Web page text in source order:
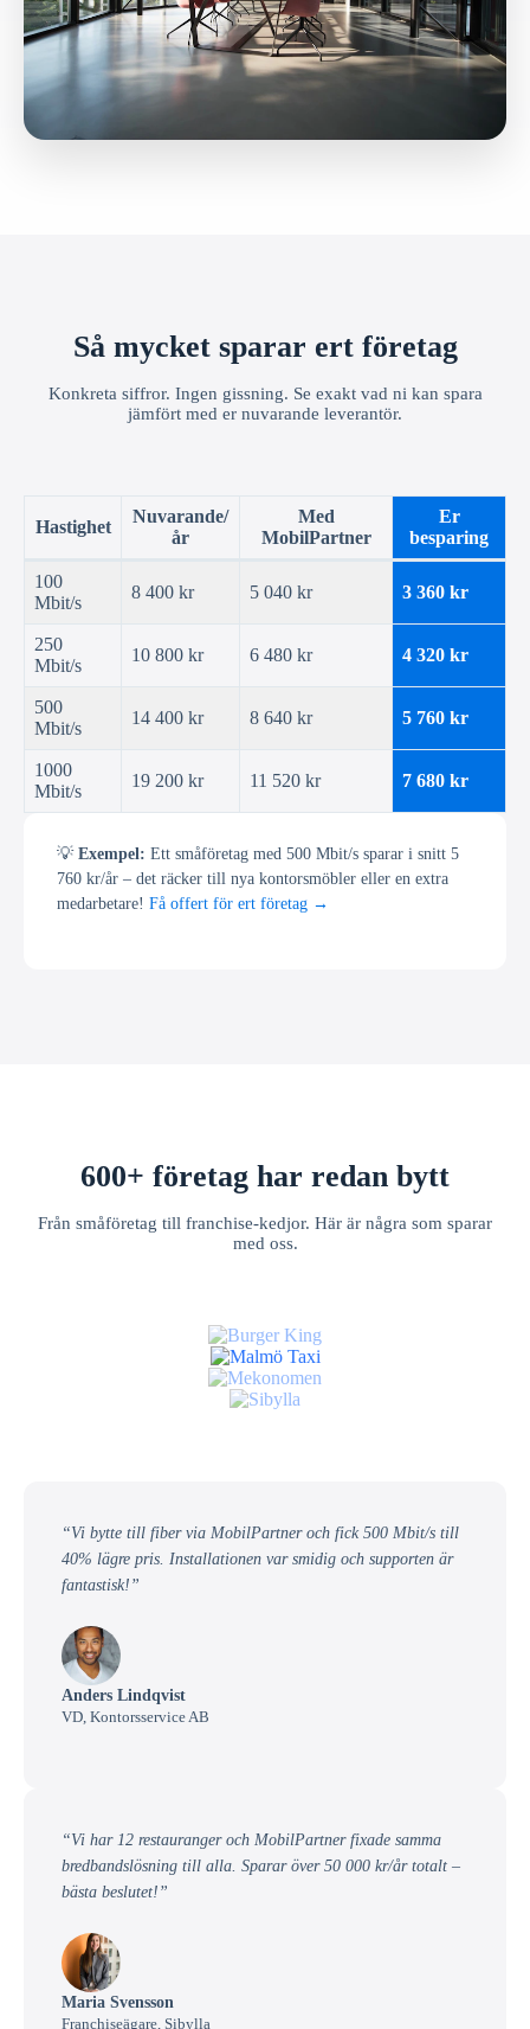
Så mycket sparar ert företag
Konkreta siffror. Ingen gissning. Se exakt vad ni kan spara
jämfört med er nuvarande leverantör.
Hastighet
Nuvarande/
år
Med
MobilPartner
Er
besparing
100
Mbit/s
8 400 kr 5 040 kr 3 360 kr
250
Mbit/s
10 800 kr 6 480 kr 4 320 kr
500
Mbit/s
14 400 kr 8 640 kr 5 760 kr
1000
Mbit/s
19 200 kr 11 520 kr 7 680 kr
💡Exempel: Ett småföretag med 500 Mbit/s sparar i snitt 5
760 kr/år – det räcker till nya kontorsmöbler eller en extra
medarbetare! Få offert för ert företag →
600+ företag har redan bytt
Från småföretag till franchise-kedjor. Här är några som sparar
med oss.
“Vi bytte till fiber via MobilPartner och fick 500 Mbit/s till
40% lägre pris. Installationen var smidig och supporten är
fantastisk!”
Anders Lindqvist
VD, Kontorsservice AB
“Vi har 12 restauranger och MobilPartner fixade samma
bredbandslösning till alla. Sparar över 50 000 kr/år totalt –
bästa beslutet!”
Maria Svensson
Franchiseägare, Sibylla